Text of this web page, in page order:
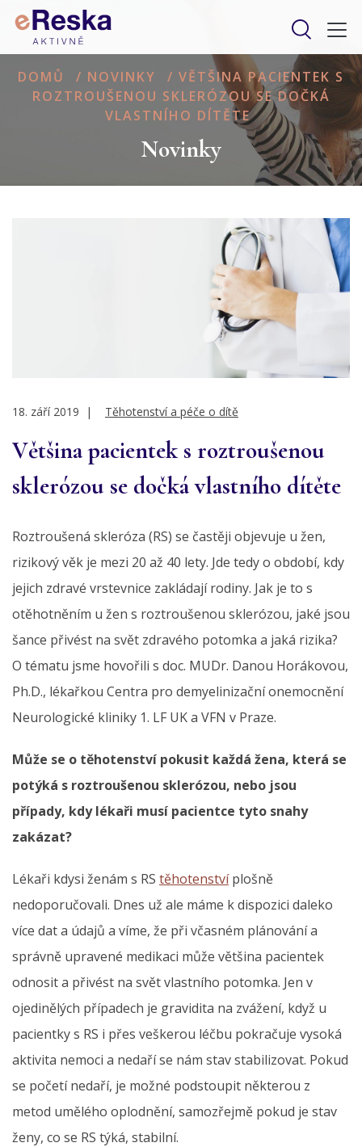
DOMŮ / NOVINKY / VĚTŠINA PACIENTEK S
ROZTROUŠENOU SKLERÓZOU SE DOČKÁ
VLASTNÍHO DÍTĚTE
Novinky
18. září 2019 | Těhotenství a péče o dítě
Většina pacientek s roztroušenou
sklerózou se dočká vlastního dítěte
Roztroušená skleróza (RS) se častěji objevuje u žen,
rizikový věk je mezi 20 až 40 lety. Jde tedy o období, kdy
jejich zdravé vrstevnice zakládají rodiny. Jak je to s
otěhotněním u žen s roztroušenou sklerózou, jaké jsou
šance přivést na svět zdravého potomka a jaká rizika?
O tématu jsme hovořili s doc. MUDr. Danou Horákovou,
Ph.D., lékařkou Centra pro demyelinizační onemocnění
Neurologické kliniky 1. LF UK a VFN v Praze.
Může se o těhotenství pokusit každá žena, která se
potýká s roztroušenou sklerózou, nebo jsou
případy, kdy lékaři musí pacientce tyto snahy
zakázat?
Lékaři kdysi ženám s RS těhotenstvíplošně
nedoporučovali. Dnes už ale máme k dispozici daleko
více dat a údajů a víme, že při včasném plánování a
správně upravené medikaci může většina pacientek
odnosit a přivést na svět vlastního potomka. Jen v
ojedinělých případech je gravidita na zvážení, když u
pacientky s RS i přes veškerou léčbu pokračuje vysoká
aktivita nemoci a nedaří se nám stav stabilizovat. Pokud
se početí nedaří, je možné podstoupit některou z
metod umělého oplodnění, samozřejmě pokud je stav
ženy, co se RS týká, stabilní.